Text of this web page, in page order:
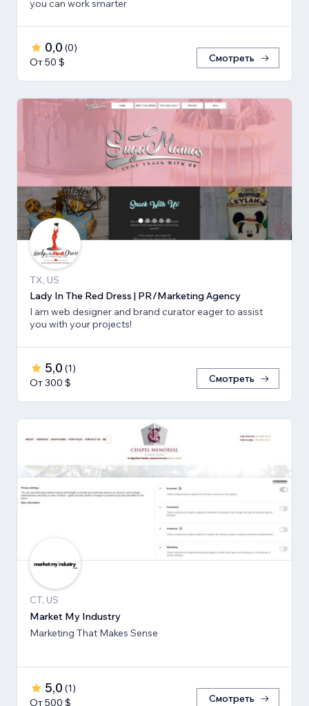
you can work smarter
0,0 (0)
От 50 $
Смотреть
TX, US
Lady In The Red Dress | PR/Marketing Agency
I am web designer and brand curator eager to assist
you with your projects!
5,0 (1)
От 300 $
Смотреть
CT, US
Market My Industry
Marketing That Makes Sense
5,0 (1)
От 500 $
Смотреть